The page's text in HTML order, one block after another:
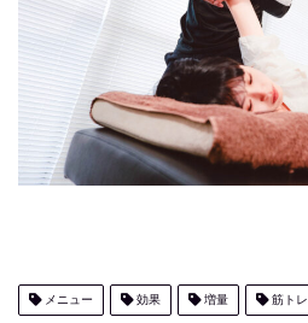
メニュー 効果 増量 筋トレ